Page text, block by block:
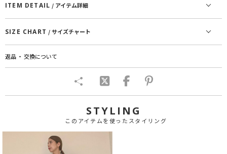
ITEM DETAIL / アイテム詳細
SIZE CHART / サイズチャート
返品 ・ 交換について
STYLING
このアイテムを使ったスタイリング